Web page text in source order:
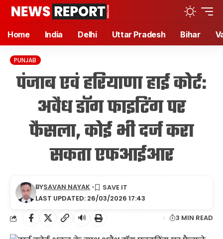
Home India Delhi Uttar Pradesh Bihar
PUNJAB
पंजाब एवं हरियाणा हाई कोर्ट:
अवैध डॉग फाइटिंग पर
फैसला, कोई भी दर्ज करा
सकता एफआईआर
LAST UPDATED: 26/03/2026 17:43
BYSAVAN NAYAK
🔊 3 MIN READ